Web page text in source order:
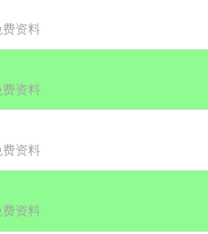
资料
资料
资料
资料